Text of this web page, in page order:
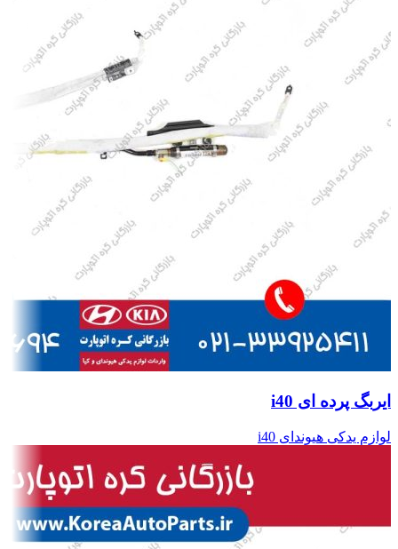
ایربگ پرده ای i40
لوازم یدکی هیوندای i40